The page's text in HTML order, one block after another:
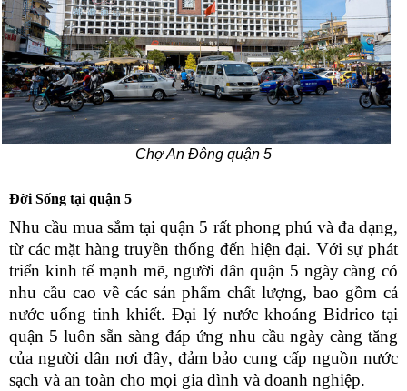
Chợ An Đông quận 5
Đời Sống tại quận 5
Nhu cầu mua sắm tại quận 5 rất phong phú và đa dạng,
từ các mặt hàng truyền thống đến hiện đại. Với sự phát
triển kinh tế mạnh mẽ, người dân quận 5 ngày càng có
nhu cầu cao về các sản phẩm chất lượng, bao gồm cả
nước uống tinh khiết. Đại lý nước khoáng Bidrico tại
quận 5 luôn sẵn sàng đáp ứng nhu cầu ngày càng tăng
của người dân nơi đây, đảm bảo cung cấp nguồn nước
sạch và an toàn cho mọi gia đình và doanh nghiệp.